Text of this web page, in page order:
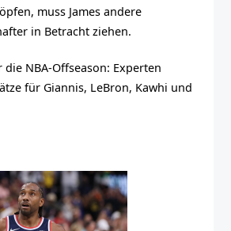
muss James andere
in Betracht ziehen.
NBA-Offseason: Experten
für Giannis, LeBron, Kawhi und